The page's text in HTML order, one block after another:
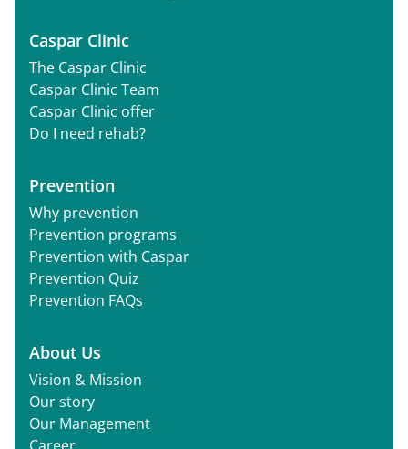
Caspar Clinic
The Caspar Clinic
Caspar Clinic Team
Caspar Clinic offer
Do I need rehab?
Prevention
Why prevention
Prevention programs
Prevention with Caspar
Prevention Quiz
Prevention FAQs
About Us
Vision & Mission
Our story
Our Management